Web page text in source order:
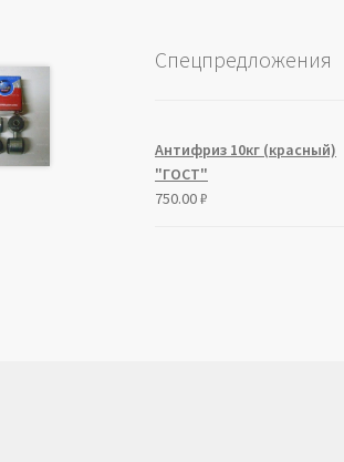
Спецпредложения
Антифриз 10кг (красный)
"ГОСТ"
750.00₽